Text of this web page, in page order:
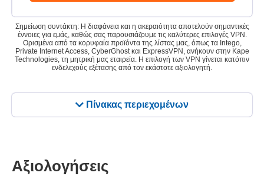
Πίνακας περιεχομένων
Σημείωση συντάκτη: Η διαφάνεια και η ακεραιότητα αποτελούν σημαντικές
έννοιες για εμάς, καθώς σας παρουσιάζουμε τις καλύτερες επιλογές VPN.
Ορισμένα από τα κορυφαία προϊόντα της λίστας μας, όπως τα Intego,
Private Internet Access, CyberGhost και ExpressVPN, ανήκουν στην Kape
Technologies, τη μητρική μας εταιρεία. Η επιλογή των VPN γίνεται κατόπιν
ενδελεχούς εξέτασης από τον εκάστοτε αξιολογητή.
Αξιολογήσεις